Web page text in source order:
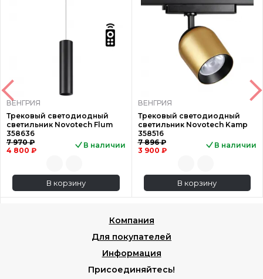
ВЕНГРИЯ
Трековый светодиодный
светильник Novotech Flum
358636
7 970 ₽
4 800 ₽
В наличии
В корзину
ВЕНГРИЯ
Трековый светодиодный
светильник Novotech Kamp
358516
7 896 ₽
3 900 ₽
В наличии
В корзину
Компания
Для покупателей
Информация
Присоединяйтесь!